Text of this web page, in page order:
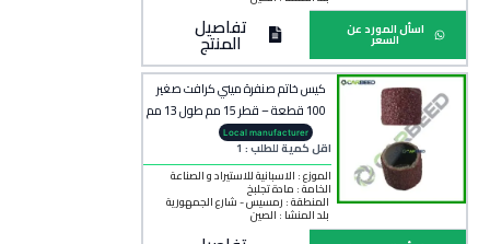
اسأل المورد عن
السعر تفاصيل
المنتج
كيس خاتم صنفرة ميني كرافت صغير
100 قطعة – قطر 15 مم طول 13 مم
Local manufacturer
اقل كمية للطلب : 1
الموزع : الاسبانية للاستيراد و الصناعة
الخامة : مادة تجلبخ
المنطقة : رمسيس - شارع الجمهورية
بلد المنشأ : الصين